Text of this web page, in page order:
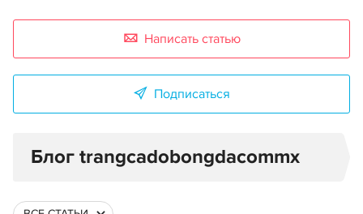
Написать статью
Подписаться
Блог trangcadobongdacommx